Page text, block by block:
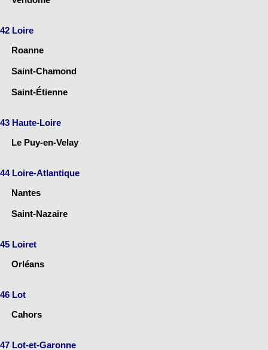
42 Loire
Roanne
Saint-Chamond
Saint-Étienne
43 Haute-Loire
Le Puy-en-Velay
44 Loire-Atlantique
Nantes
Saint-Nazaire
45 Loiret
Orléans
46 Lot
Cahors
47 Lot-et-Garonne